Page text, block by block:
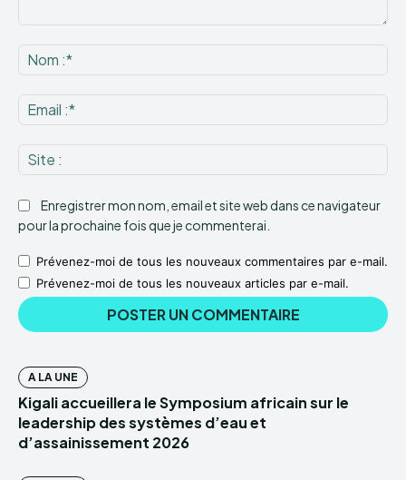
:*
:*
:
Enregistrer mon nom, email et site web dans ce navigateur
pour la prochaine fois que je commenterai.
Prévenez-moi de tous les nouveaux commentaires par e-mail.
Prévenez-moi de tous les nouveaux articles par e-mail.
A LA UNE
Kigali accueillera le Symposium africain sur le
leadership des systèmes d’eau et
d’assainissement 2026